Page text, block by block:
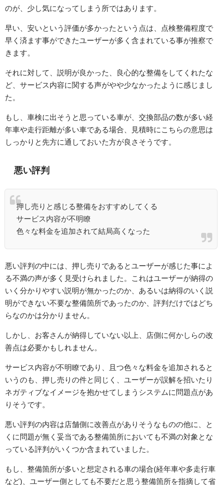
のが、少し気になってしまう所ではあります。
早い、安いという評価が多かったという点は、点検整備程度で
早く済ます事ができたユーザーが多く含まれている事が推察で
きます。
それに対して、説明が良かった、良心的な整備をしてくれたな
ど、サービス内容に関する声がやや少なかったように感じまし
た。
もし、車検に出そうと思っている車が、交換部品の数が多い経
年車や走行距離が多い車である場合、見積時にこちらの意思は
しっかりと先方に通しておいた方が良さそうです。
悪い評判
押し売りと感じる整備をおすすめしてくる
サービス内容が不明瞭
色々な料金を追加されて結局高くなった
悪い評判の中には、押し売りであるとユーザーが感じた事によ
る不満の声が多く見受けられました。これはユーザーが納得の
いく分かりやすい説明が無かったのか、あるいは納得のいく説
明ができない不要な整備箇所であったのか、評判だけではどち
らなのかは分かりません。
しかし、お客さんが納得していない以上、店側に何かしらの改
善点は必要かもしれません。
サービス内容が不明瞭であり、且つ色々な料金を追加されると
いうのも、押し売りの件と同じく、ユーザーが誤解を招いたり
ネガティブなイメージを抱かせてしまうシステムに問題点があ
りそうです。
悪い評判の内容は店舗側に改善点がありそうなものの他に、と
くに問題が無く妥当である整備箇所においても不満の対象とな
っている評判がいくつか含まれていました。
もし、整備箇所が多いと想定される車の場合(経年車や多走行車
など)、ユーザー側としても不要だと思う整備箇所を指摘して省